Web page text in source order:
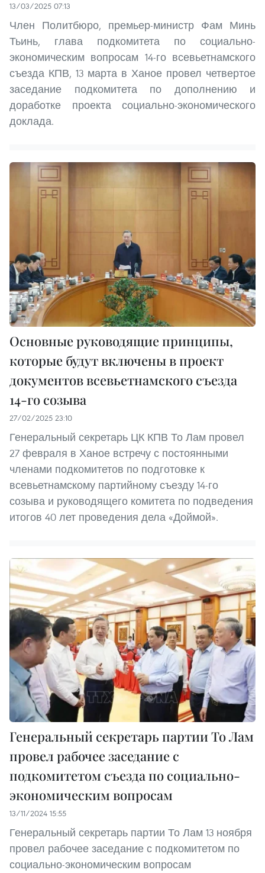
13/03/2025 07:13
Член Политбюро, премьер-министр Фам Минь
Тьинь, глава подкомитета по социально-
экономическим вопросам 14-го всевьетнамского
съезда КПВ, 13 марта в Ханое провел четвертое
заседание подкомитета по дополнению и
доработке проекта социально-экономического
доклада.
Основные руководящие принципы,
которые будут включены в проект
документов всевьетнамского съезда
14-го созыва
27/02/2025 23:10
Генеральный секретарь ЦК КПВ То Лам провел
27 февраля в Ханое встречу с постоянными
членами подкомитетов по подготовке к
всевьетнамскому партийному съезду 14-го
созыва и руководящего комитета по подведения
итогов 40 лет проведения дела «Доймой».
Генеральный секретарь партии То Лам
провел рабочее заседание с
подкомитетом съезда по социально-
экономическим вопросам
13/11/2024 15:55
Генеральный секретарь партии То Лам 13 ноября
провел рабочее заседание с подкомитетом по
социально-экономическим вопросам